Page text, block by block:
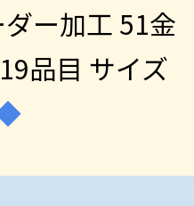
ー加工 51金
品目 サイズ